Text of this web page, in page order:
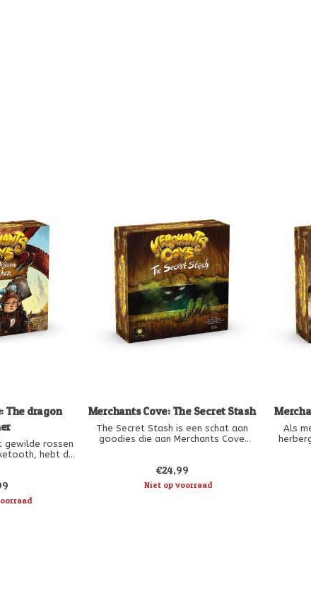
The dragon
gewilde rossen
hebt de
geassocieerd
slangen in de
niet allemaal
Merchants Cove: The Secret Stash
The Secret Stash is een schat aan
goodies die aan Merchants Cove
aan modulaire uitbreidingen die u kunt
mixen en matchen om nieuwe
ervaringen te creëren. Het
€24,99
Niet op voorraad
Als
de
geen